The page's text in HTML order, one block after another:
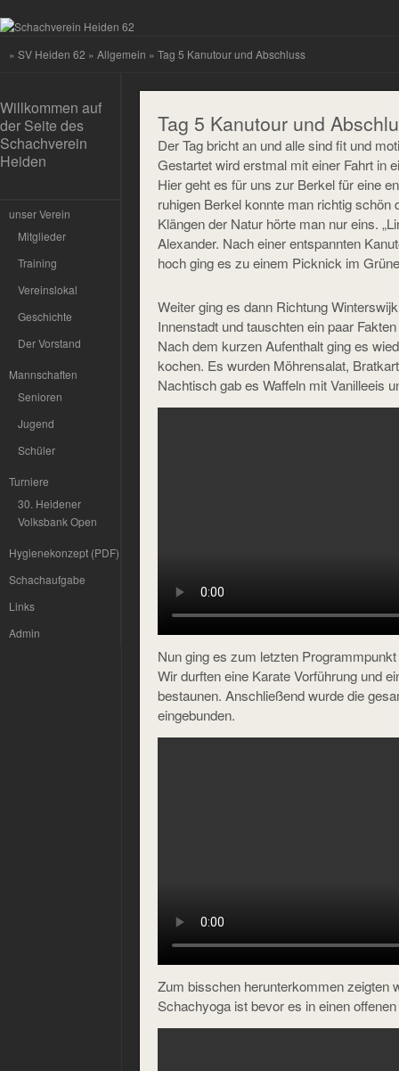
» SV Heiden 62 » Allgemein » Tag 5 Kanutour und Abschluss
Willkommen auf
der Seite des
Schachverein
Heiden
unser Verein
Mitglieder
Training
Vereinslokal
Geschichte
Der Vorstand
Mannschaften
Senioren
Jugend
Schüler
Turniere
30. Heidener
Volksbank Open
Hygienekonzept (PDF)
Schachaufgabe
Links
Admin
Tag 5 Kanutour und
Der Tag bricht an und alle sind fit und
Gestartet wird erstmal mit einer Fahrt in
Hier geht es für uns zur Berkel für eine
ruhigen Berkel konnte man richtig
Klängen der Natur hörte man nur eins.
Alexander. Nach einer entspannten
hoch ging es zu einem Picknick im
Weiter ging es dann Richtung
Innenstadt und tauschten ein paar
Nach dem kurzen Aufenthalt ging es
kochen. Es wurden Möhrensalat,
Nachtisch gab es Waffeln mit Vanilleeis
Nun ging es zum letzten
Wir durften eine Karate Vorführung und
bestaunen. Anschließend wurde die
eingebunden.
Zum bisschen herunterkommen zeigten
Schachyoga ist bevor es in einen